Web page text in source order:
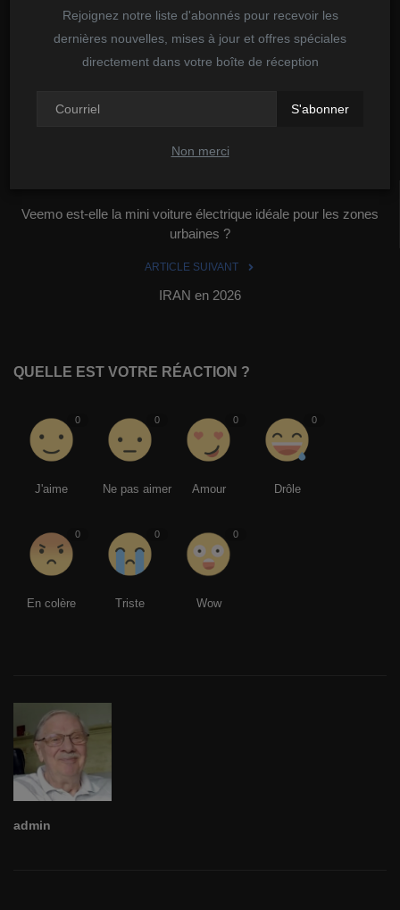
Rejoignez notre liste d'abonnés pour recevoir les
dernières nouvelles, mises à jour et offres spéciales
directement dans votre boîte de réception
S'abonner
Non merci
Séville en Espagne
----------------------------------
Veemo est-elle la mini voiture électrique idéale pour les zones
urbaines ?
ARTICLE SUIVANT
IRAN en 2026
QUELLE EST VOTRE RÉACTION ?
0
J'aime
0
Ne pas aimer
0
Amour
0
Drôle
0
En colère
0
Triste
0
Wow
admin